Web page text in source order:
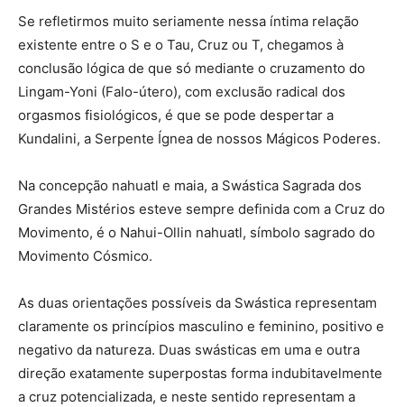
Se refletirmos muito seriamente nessa íntima relação
existente entre o S e o Tau, Cruz ou T, chegamos à
conclusão lógica de que só mediante o cruzamento do
Lingam-Yoni (Falo-útero), com exclusão radical dos
orgasmos fisiológicos, é que se pode despertar a
Kundalini, a Serpente Ígnea de nossos Mágicos Poderes.
Na concepção nahuatl e maia, a Swástica Sagrada dos
Grandes Mistérios esteve sempre definida com a Cruz do
Movimento, é o Nahui-Ollin nahuatl, símbolo sagrado do
Movimento Cósmico.
As duas orientações possíveis da Swástica representam
claramente os princípios masculino e feminino, positivo e
negativo da natureza. Duas swásticas em uma e outra
direção exatamente superpostas forma indubitavelmente
a cruz potencializada, e neste sentido representam a